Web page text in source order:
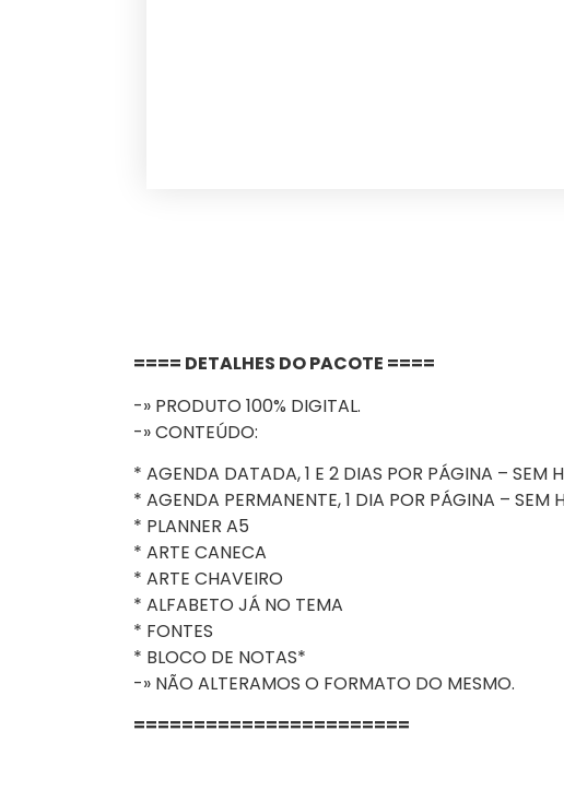
==== DETALHES DO PACOTE ====
-» PRODUTO 100% DIGITAL.
-» CONTEÚDO:
* AGENDA DATADA, 1 E 2 DIAS POR PÁGINA – SEM
* AGENDA PERMANENTE, 1 DIA POR PÁGINA – SEM
* PLANNER A5
* ARTE CANECA
* ARTE CHAVEIRO
* ALFABETO JÁ NO TEMA
* FONTES
* BLOCO DE NOTAS*
-» NÃO ALTERAMOS O FORMATO DO MESMO.
=======================